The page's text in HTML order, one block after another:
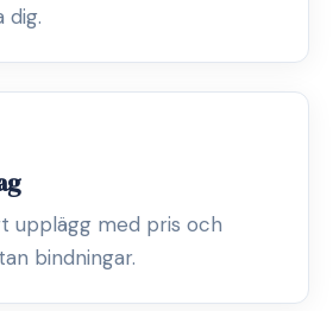
dig.
upplägg med pris och
bindningar.